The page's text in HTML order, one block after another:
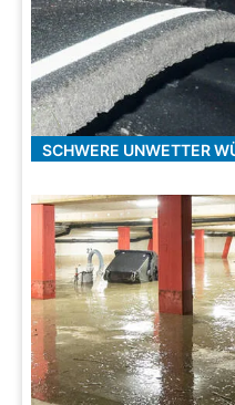
SCHWERE UNWETTER